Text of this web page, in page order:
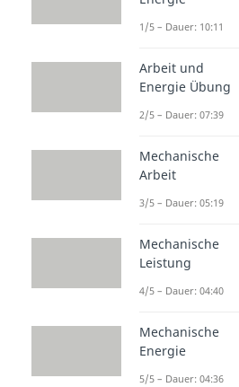
1/5 – Dauer: 10:11
Arbeit und
Energie Übung
2/5 – Dauer: 07:39
Mechanische
Arbeit
3/5 – Dauer: 05:19
Mechanische
Leistung
4/5 – Dauer: 04:40
Mechanische
Energie
5/5 – Dauer: 04:36